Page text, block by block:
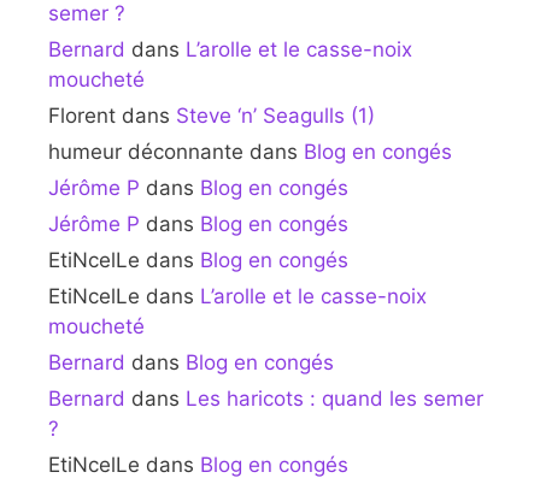
semer ?
Bernard dans L’arolle et le casse-noix
moucheté
Florent dans Steve ‘n’ Seagulls (1)
humeur déconnante dans Blog en congés
Jérôme P dans Blog en congés
Jérôme P dans Blog en congés
EtiNcelLe dans Blog en congés
EtiNcelLe dans L’arolle et le casse-noix
moucheté
Bernard dans Blog en congés
Bernard dans Les haricots : quand les semer
?
EtiNcelLe dans Blog en congés